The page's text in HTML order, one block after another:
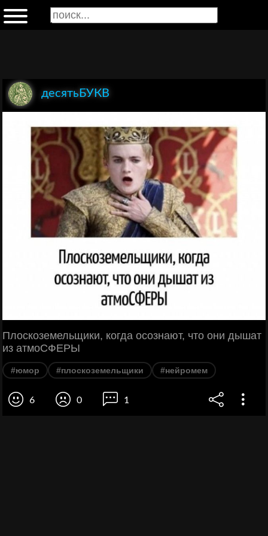
десятьБУКВ
Плоскоземельщики, когда осознают, что они дышат
из атмоСФЕРЫ
#юмор #плоскоземельщики #нейромем
6 0 1